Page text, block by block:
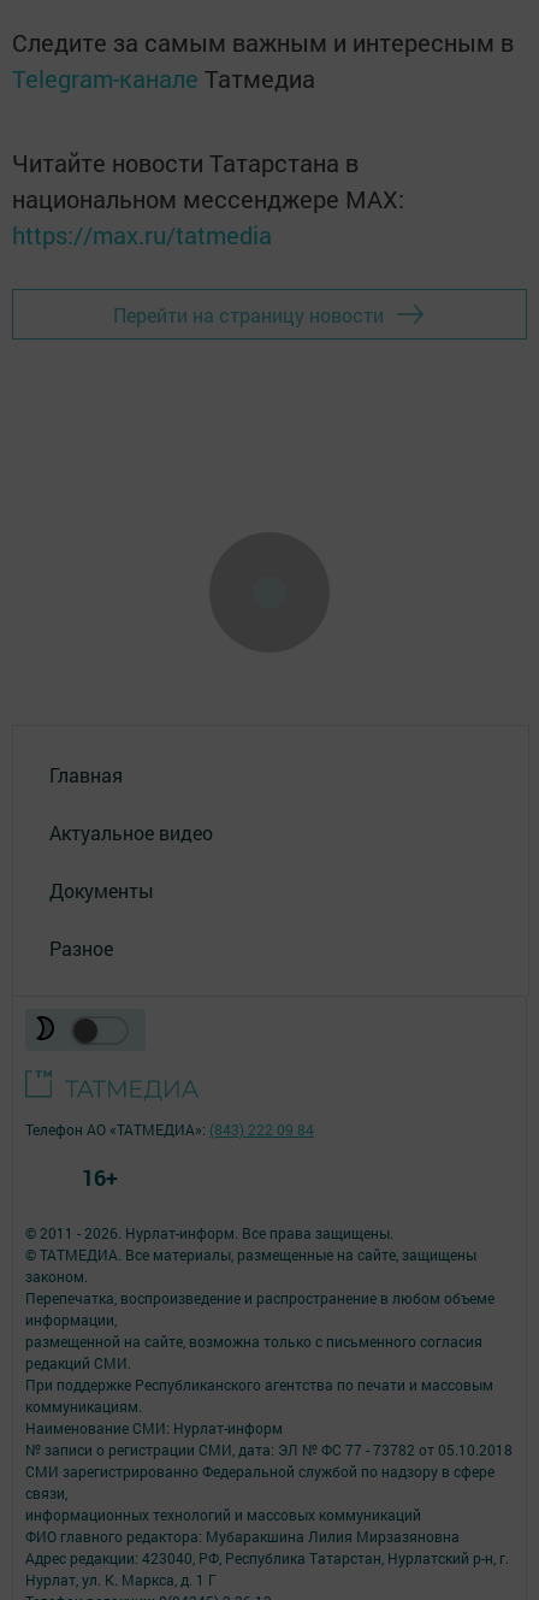
Следите за самым важным и интересным в
Telegram-канале Татмедиа
Читайте новости Татарстана в
национальном мессенджере MАХ:
https://max.ru/tatmedia
Перейти на страницу новости
Главная
Актуальное видео
Документы
Разное
© 2011 - 2026. Нурлат-⁠информ. Все права защищены.
© ТАТМЕДИА. Все материалы, размещенные на сайте, защищены
законом.
Перепечатка, воспроизведение и распространение в любом объеме
информации,
размещенной на сайте, возможна только с письменного согласия
редакций СМИ.
При поддержке Республиканского агентства по печати и массовым
коммуникациям.
Наименование СМИ: Нурлат-⁠информ
№ записи о регистрации СМИ, дата: ЭЛ № ФС 77 -⁠ 73782 от 05.10.2018
СМИ зарегистрированно Федеральной службой по надзору в сфере
связи,
информационных технологий и массовых коммуникаций
ФИО главного редактора: Мубаракшина Лилия Мирзазяновна
Адрес редакции: 423040, РФ, Республика Татарстан, Нурлатский р-н, г.
Нурлат, ул. К. Маркса, д. 1 Г
Телефон АО «ТАТМЕДИА»: (843) 222 09 84
16+